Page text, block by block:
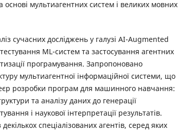
мультиагентних систем і великих мовних
сучасних досліджень у галузі AI-Augmented
ML-систем та застосування агентних
програмування. Запропоновано
мультиагентної інформаційної системи, що
розробки програм для машинного навчання:
та аналізу даних до генерації
і наукової інтерпретації результатів.
спеціалізованих агентів, серед яких